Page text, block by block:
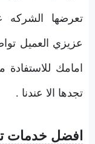
تعرضها الشركه
عزيزي العميل
امامك للاستفادة
تجدها الا عندنا .
افضل خدمات